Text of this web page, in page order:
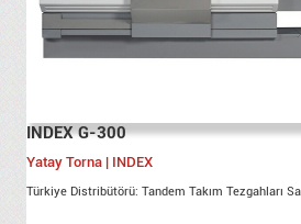
INDEX G-300
Yatay Torna | INDEX
Türkiye Distribütörü: Tandem Takım Tezgahları